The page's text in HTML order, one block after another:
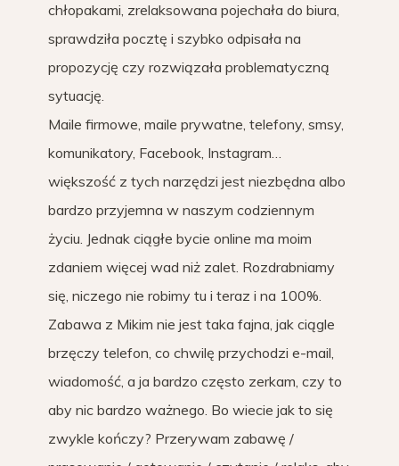
chłopakami, zrelaksowana pojechała do biura,
sprawdziła pocztę i szybko odpisała na
propozycję czy rozwiązała problematyczną
sytuację.
Maile firmowe, maile prywatne, telefony, smsy,
komunikatory, Facebook, Instagram…
większość z tych narzędzi jest niezbędna albo
bardzo przyjemna w naszym codziennym
życiu. Jednak ciągłe bycie online ma moim
zdaniem więcej wad niż zalet. Rozdrabniamy
się, niczego nie robimy tu i teraz i na 100%.
Zabawa z Mikim nie jest taka fajna, jak ciągle
brzęczy telefon, co chwilę przychodzi e-mail,
wiadomość, a ja bardzo często zerkam, czy to
aby nic bardzo ważnego. Bo wiecie jak to się
zwykle kończy? Przerywam zabawę /